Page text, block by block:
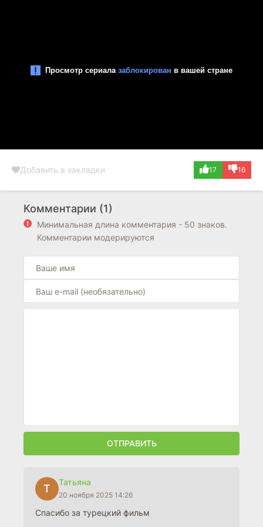
Добавить в закладки 17 16
Комментарии (1)
Минимальная длина комментария - 50 знаков.
Комментарии модерируются
ОТПРАВИТЬ
Т
Татьяна
20 ноября 2025 14:26
Спасибо за турецкий фильм